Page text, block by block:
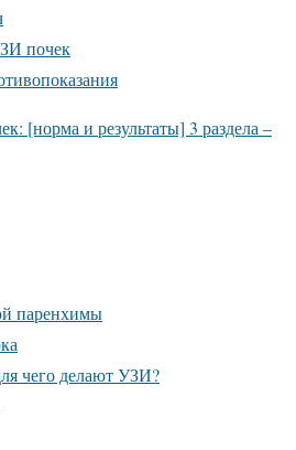
почек
[норма и результаты] 3 раздела –
паренхимы
чего делают УЗИ?